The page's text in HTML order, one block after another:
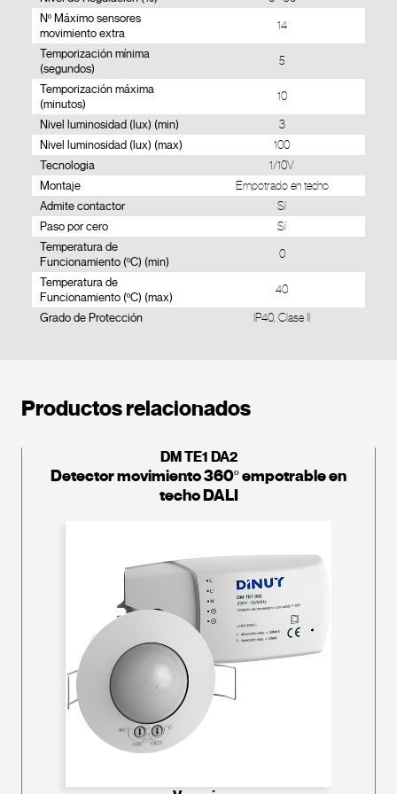
Nº Máximo sensores
movimiento extra
14
Temporización mínima
(segundos)
5
Temporización máxima
(minutos)
10
Nivel luminosidad (lux) (min) 3
Nivel luminosidad (lux) (max) 100
Tecnologia 1/10V
Montaje Empotrado en techo
Admite contactor Sí
Paso por cero Sí
Temperatura de
Funcionamiento (ºC) (min)
0
Temperatura de
Funcionamiento (ºC) (max)
40
Grado de Protección IP40, Clase II
Productos relacionados
DM TE1 DA2
Detector movimiento 360º empotrable en
techo DALI